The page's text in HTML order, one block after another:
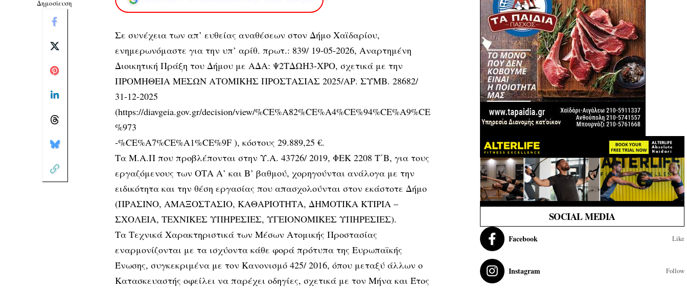
Δημοσίευση
Σε συνέχεια των απ’ ευθείας αναθέσεων στον Δήμο Χαϊδαρίου,
ενημερωνόμαστε για την υπ’ αρίθ. πρωτ.: 839/ 19-05-2026, Αναρτημένη
Διοικητική Πράξη του Δήμου με ΑΔΑ: Ψ2ΤΔΩΗ3-ΧΡΟ, σχετικά με την
ΠΡΟΜΗΘΕΙΑ ΜΕΣΩΝ ΑΤΟΜΙΚΗΣ ΠΡΟΣΤΑΣΙΑΣ 2025/ΑΡ. ΣΥΜΒ. 28682/
31-12-2025
(https://diavgeia.gov.gr/decision/view/%CE%A82%CE%A4%CE%94%CE%A9%CE
%973
-%CE%A7%CE%A1%CE%9F ), κόστους 29.889,25 €.
Τα Μ.Α.Π που προβλέπονται στην Υ.Α. 43726/ 2019, ΦΕΚ 2208 Τ΄Β, για τους
εργαζόμενους των ΟΤΑ Α’ και Β’ βαθμού, χορηγούνται ανάλογα με την
ειδικότητα και την θέση εργασίας που απασχολούνται στον εκάστοτε Δήμο
(ΠΡΑΣΙΝΟ, ΑΜΑΞΟΣΤΑΣΙΟ, ΚΑΘΑΡΙΟΤΗΤΑ, ΔΗΜΟΤΙΚΑ ΚΤΙΡΙΑ –
ΣΧΟΛΕΙΑ, ΤΕΧΝΙΚΕΣ ΥΠΗΡΕΣΙΕΣ, ΥΓΕΙΟΝΟΜΙΚΕΣ ΥΠΗΡΕΣΙΕΣ).
Τα Τεχνικά Χαρακτηριστικά των Μέσων Ατομικής Προστασίας
εναρμονίζονται με τα ισχύοντα κάθε φορά πρότυπα της Ευρωπαϊκής
Ένωσης, συγκεκριμένα με τον Κανονισμό 425/ 2016, όπου μεταξύ άλλων ο
Κατασκευαστής οφείλει να παρέχει οδηγίες, σχετικά με τον Μήνα και Έτος
SOCIAL MEDIA
Facebook Like
Instagram Follow